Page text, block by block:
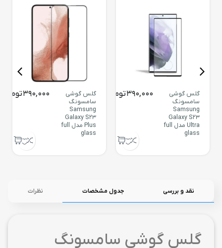
گلس گوشی
سامسونگ
Samsung
Galaxy S23
Ultra مدل full
glass
390,000تومان
گلس گوشی
سامسونگ
Samsung
Galaxy S23
Plus مدل full
glass
390,000تومان
نقد و بررسی جدول مشخصات نظرات
گلس گوشی سامسونگ